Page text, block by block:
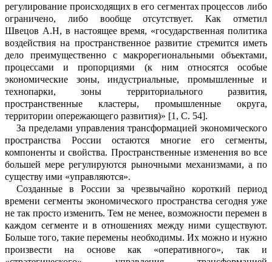
регулирование происходящих в его сегментах процессов либо
ограничено, либо вообще отсутствует. Как отметил
Швецов А.Н, в настоящее время, «государственная политика
воздействия на пространственное развитие стремится иметь
дело преимущественно смакрорегиональными объектами,
процессами и пропорциями (к ним относятся особые
экономические зоны, индустриальные, промышленные и
технопарки, зоны территориального развития,
пространственные кластеры, промышленные округа,
территории опережающего развития)» [1, С. 54].
За пределами управления трансформацией экономического
пространства России остаются многие его сегменты,
компоненты и свойства. Пространственные изменения во все
большей мере регулируются рыночными механизмами, а по
существу ими «управляются».
Созданные в России за чрезвычайно короткий период
времени сегменты экономического пространства сегодня уже
не так просто изменить. Тем не менее, возможности перемен в
каждом сегменте и в отношениях между ними существуют.
Больше того, такие перемены необходимы. Их можно и нужно
произвести на основе как «оперативного», так и